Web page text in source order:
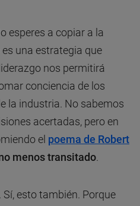
esperes a copiar a la
una estrategia que
nos permitirá
conciencia de los
la industria. No sabemos
acertadas, pero en
el poema de Robert
menos transitado
. Sí, esto también. Porque